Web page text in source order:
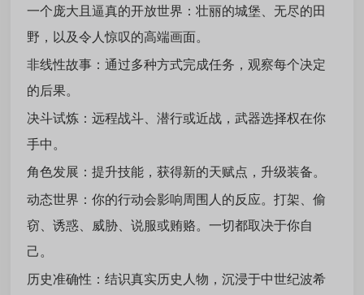
一个庞大且逼真的开放世界：壮丽的城堡、无尽的田
野，以及令人惊叹的高端画面。
非线性故事：通过多种方式完成任务，观察每个决定
的后果。
决斗试炼：远程战斗、潜行或近战，武器选择权在你
手中。
角色发展：提升技能，获得新的天赋点，升级装备。
动态世界：你的行动会影响周围人的反应。打架、偷
窃、诱惑、威胁、说服或贿赂。一切都取决于你自
己。
历史准确性：结识真实历史人物，沉浸于中世纪波希